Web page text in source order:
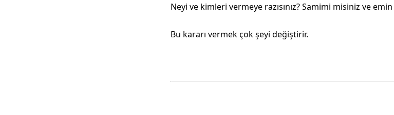
Neyi ve kimleri vermeye razısınız? Samimi misiniz ve
Bu kararı vermek çok şeyi değiştirir.